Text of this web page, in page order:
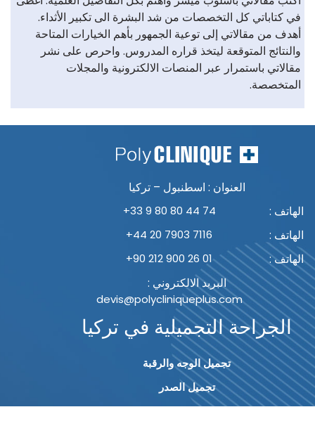
في كتاباتي كل التخصصات من شد البشرة الى تكبير الأثداء.
أهدف من مقالاتي إلى توعية الجمهور بأهم الخيارات المتاحة
والنتائج المتوقعة ليتخذ قراره المدروس. واحرص على نشر
مقالاتي باستمرار عبر المنصات الالكترونية والمجلات
المتخصصة.
العنوان : اسطنبول – تركيا
الهاتف :
+33 9 80 80 44 74
الهاتف : +44 20 7903 7116
الهاتف : +90 212 900 26 01
البريد الالكتروني :
devis@polycliniqueplus.com
الجراحة التجميلية في تركيا
تجميل الوجه والرقبة
تجميل الصدر
تجميل الجسم